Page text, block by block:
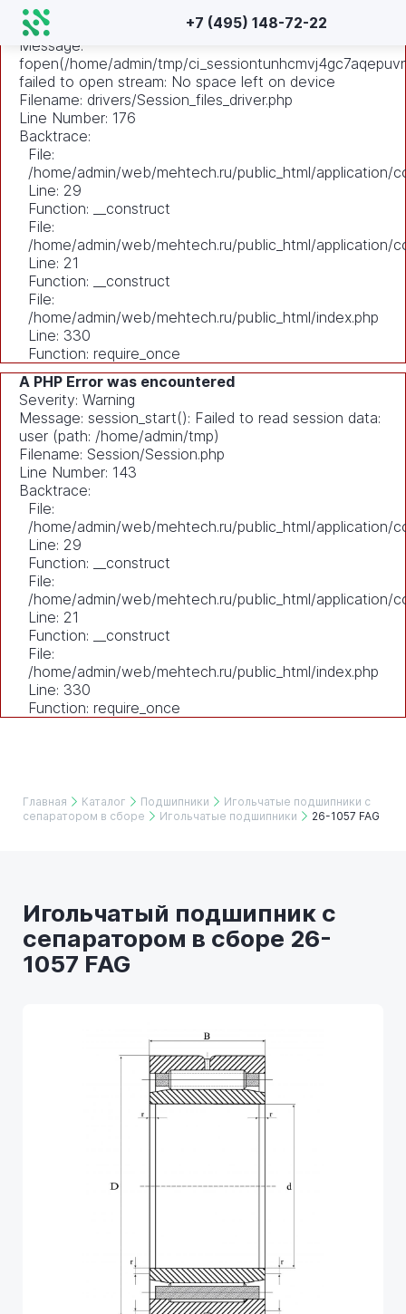
A PHP Error was encountered
Severity: Warning
Message:
fopen(/home/admin/tmp/
failed to open stream: No space left on device
Filename: drivers/Session_files_driver.php
Line Number: 176
Backtrace:
File:
/home/admin/web/mehtech.ru/public_html/application/
Line: 29
Function: __construct
File:
/home/admin/web/mehtech.ru/public_html/application/
Line: 21
Function: __construct
File:
/home/admin/web/mehtech.ru/public_html/index.php
Line: 330
Function: require_once
A PHP Error was encountered
Severity: Warning
Message: session_start(): Failed to read session data:
user (path: /home/admin/tmp)
Filename: Session/Session.php
Line Number: 143
Backtrace:
File:
/home/admin/web/mehtech.ru/public_html/application/
Line: 29
Function: __construct
File:
/home/admin/web/mehtech.ru/public_html/application/
Line: 21
Function: __construct
File:
/home/admin/web/mehtech.ru/public_html/index.php
Line: 330
Function: require_once
+7 (495) 148-72-22
Главная Каталог Подшипники
Игольчатые подшипники с
сепаратором в сборе
Игольчатые подшипники 26-1057 FAG
Игольчатый подшипник с
сепаратором в сборе 26-
1057 FAG